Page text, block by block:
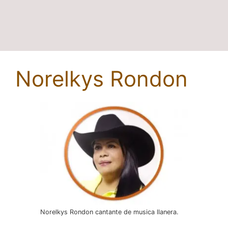
Norelkys Rondon
Norelkys Rondon cantante de musica llanera.